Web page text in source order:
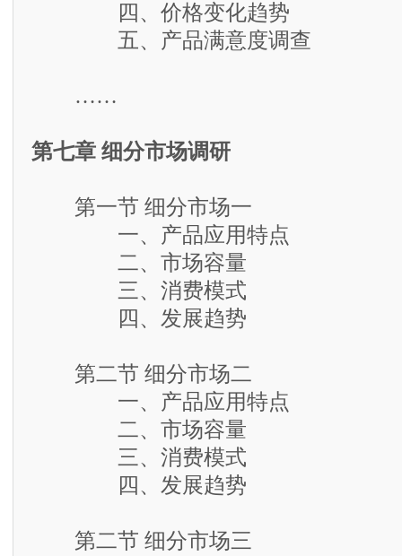
四、价格变化趋势
五、产品满意度调查
……
第七章 细分市场调研
第一节 细分市场一
一、产品应用特点
二、市场容量
三、消费模式
四、发展趋势
第二节 细分市场二
一、产品应用特点
二、市场容量
三、消费模式
四、发展趋势
第二节 细分市场三